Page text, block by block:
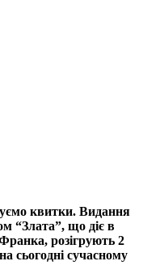
квитки. Видання
“Злата”, що діє в
розігрують 2
сьогодні сучасному